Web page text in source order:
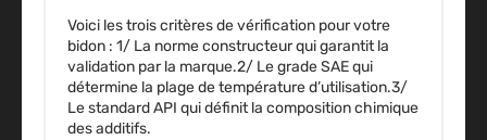
Voici les trois critères de vérification pour votre
bidon : 1/ La norme constructeurqui garantit la
validation par la marque.2/ Le grade SAEqui
détermine la plage de température d’utilisation.3/
Le standard API qui définit la composition chimique
des additifs.